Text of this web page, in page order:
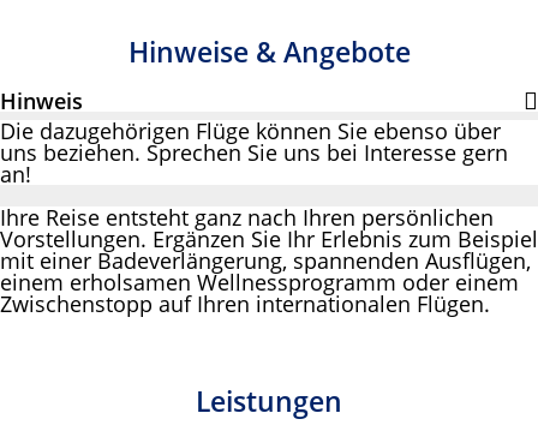
Hinweise & Angebote
Hinweis
Die dazugehörigen Flüge können Sie ebenso über
uns beziehen. Sprechen Sie uns bei Interesse gern
an!
Ihre Reise entsteht ganz nach Ihren persönlichen
Vorstellungen. Ergänzen Sie Ihr Erlebnis zum Beispiel
mit einer Badeverlängerung, spannenden Ausflügen,
einem erholsamen Wellnessprogramm oder einem
Zwischenstopp auf Ihren internationalen Flügen.
Leistungen